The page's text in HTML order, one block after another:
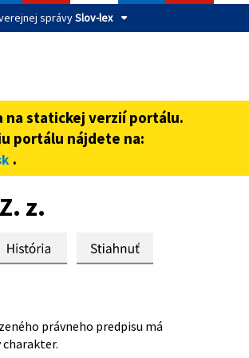
správySlov-lex
stránku verejnej správy SR.
vždy začína https:// pred názvom
sídla.
na statickej verzií portálu.
portálu nájdete na:
.
z.
právneho predpisu má